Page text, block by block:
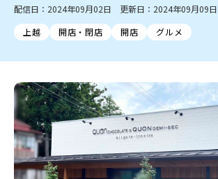
新潟市南区
新潟市江南区 新潟市秋葉区
村上・関川
新発田・聖籠
胎内・粟島
三条・加茂・田上
五泉・阿賀野・阿賀
長岡・見附
小千谷・十日町・津南
魚沼
柏崎・刈羽・出雲崎
上越・妙高・糸魚川
カフェ
居酒屋・バー 焼肉
パスタ
パン・ベーカリー
タレカツ・豚カツ
旨辛・激辛
定食・町定食 海鮮・鮨
日本酒・新潟清酒
ワイン・クラフトビール
ケーキ・パフェ
ビアガーデン・暑気払い
にい
住宅展示場
完成見学会 学生スポーツ
観光スポット
温泉・入浴 ホテル
ビルボードプレイスBP
新潟伊勢丹
ピ
リバーサイド千秋
パティオPATIO
開店まとめ
閉店まとめ 人気記事まとめ
ラーメンまとめ
飲食店まとめ
インテリア・雑貨
外食・テイクアウト
新車・中古車・カー用品
旅行・レジャー
冠婚葬祭
習い事・塾 通販・EC イ
官公庁・自治体
新潟市 チラシ
長岡
上越・妙高・糸魚川 チラシ
注目 チラシ
火曜セール
オープン・リニューアルセール
周年祭・感謝祭セール
年末・初売りセール
配信日：2024年09月02日 更新日：2024年09月09日
上越
開店・閉店 開店 グルメ